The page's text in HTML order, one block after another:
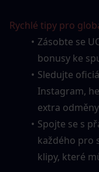
Rychlé tipy pro
Zásobte se
bonusy ke
Sledujte
Instagram,
extra
Spojte se s
každého pro
klipy, které